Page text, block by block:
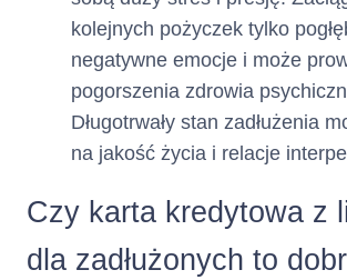
Minimalna
Zapłaty
za
kolejnych pożyczek tylko
negatywne emocje i może
pogorszenia zdrowia
Długotrwały stan zadłużenia
na jakość życia i relacje
Czy karta kredytowa z
dla zadłużonych to